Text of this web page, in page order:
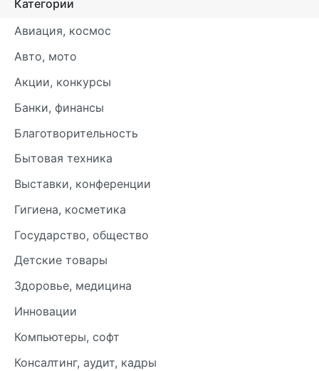
Категории
Авиация, космос
Авто, мото
Акции, конкурсы
Банки, финансы
Благотворительность
Бытовая техника
Выставки, конференции
Гигиена, косметика
Государство, общество
Детские товары
Здоровье, медицина
Инновации
Компьютеры, софт
Консалтинг, аудит, кадры